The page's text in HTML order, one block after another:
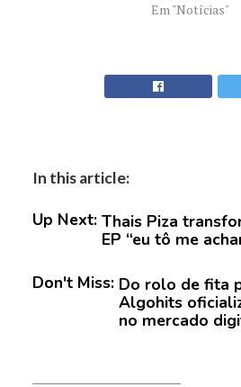
Em "Notícias"
In this article:
Up Next: Thais Piza
EP “eu tô me
Don't Miss: Do rolo de fita
Algohits
no mercado